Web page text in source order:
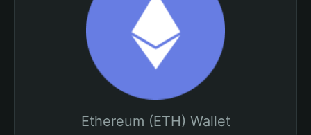
Ethereum (ETH) Wallet